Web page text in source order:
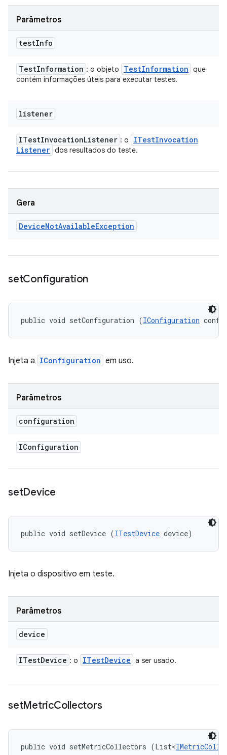
Parâmetros
testInfo
TestInformation : o objeto TestInformation que
contém informações úteis para executar testes.
listener
ITestInvocationListener : o ITestInvocation
Listener dos resultados do teste.
Gera
DeviceNotAvailableException
setConfiguration
public void setConfiguration (IConfiguration
Injeta a IConfiguration em uso.
Parâmetros
configuration
IConfiguration
setDevice
public void setDevice (ITestDevice device)
Injeta o dispositivo em teste.
Parâmetros
device
ITestDevice : o ITestDevice a ser usado.
setMetricCollectors
public void setMetricCollectors (List<